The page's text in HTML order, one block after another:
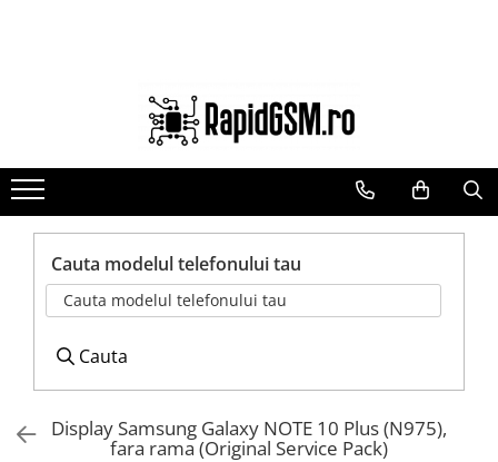
seria M
seria N(note)
seria Y
tableta
Casti
Folie protectie STICLA
Stocare
Suport auto
Benzi flex si butoane
Camere si subansamble
Carcase si capace
Suport SIM
Suruburi si adezivi
Touchscreen
Cauta modelul telefonului tau
Cauta modelul telefonului tau
Cauta
Display Samsung Galaxy NOTE 10 Plus (N975),
fara rama (Original Service Pack)